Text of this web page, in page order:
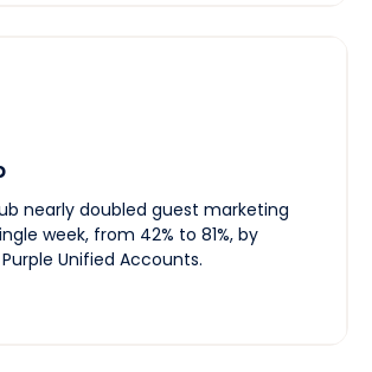
nearly doubled guest marketing
week, from 42% to 81%, by
Unified Accounts.